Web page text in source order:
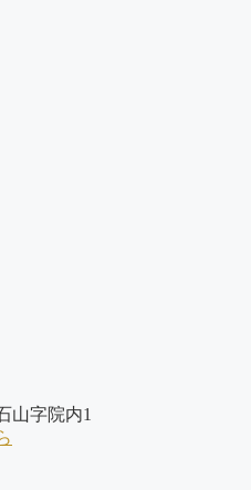
山字院内1